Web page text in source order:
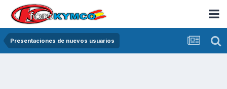
Presentaciones de nuevos usuarios